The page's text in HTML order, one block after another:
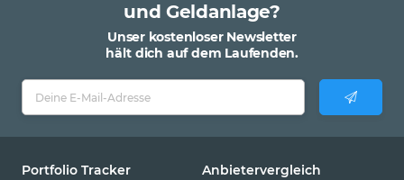
und Geldanlage?
Unser kostenloser Newsletter
hält dich auf dem Laufenden.
Portfolio Tracker Anbietervergleich